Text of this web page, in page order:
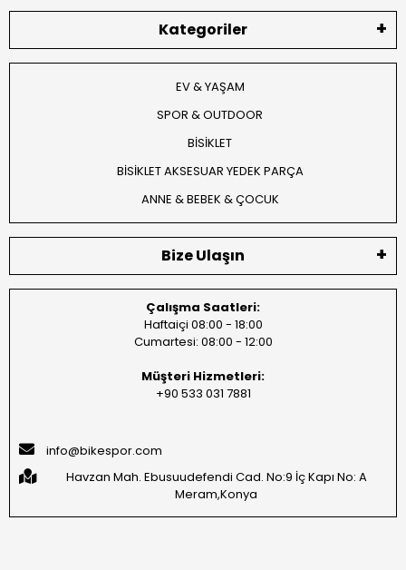
Kategoriler
EV & YAŞAM
SPOR & OUTDOOR
BİSİKLET
BİSİKLET AKSESUAR YEDEK PARÇA
ANNE & BEBEK & ÇOCUK
Bize Ulaşın
Çalışma Saatleri:
Haftaiçi 08:00 - 18:00
Cumartesi: 08:00 - 12:00
Müşteri Hizmetleri:
+90 533 031 7881
info@bikespor.com
Havzan Mah. Ebusuudefendi Cad. No:9 İç Kapı No: A
Meram,Konya